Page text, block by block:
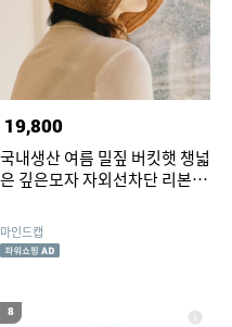
19,800
국내생산 여름 밀짚 버킷햇 챙넓
은 깊은모자 자외선차단 리본 턱
마인드캡
8